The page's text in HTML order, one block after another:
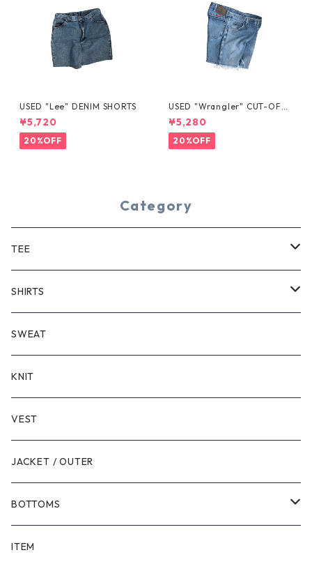
USED "Lee" DENIM SHORTS
¥5,720
20%OFF
USED "Wrangler" CUT-OFF
DENIM SHORTS
¥5,280
20%OFF
Category
TEE
SHORT SLEEVE
LONG SLEEVE
SHIRTS
SHORT SLEEVE
LONG SLEEVE
SWEAT
KNIT
VEST
JACKET / OUTER
BOTTOMS
SHORTS
ITEM